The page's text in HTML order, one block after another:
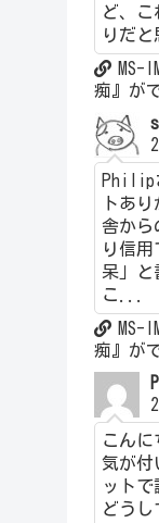
ど、こ
りだ
MS-
痴』が
Philip
トあ
舎から
り信
呆」と
こ...
MS-
痴』が
こんに
気が付
ットで
どうし